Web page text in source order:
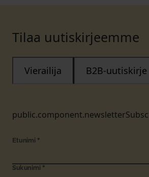
Tilaa uutiskirjeemme
Vierailija B2B-uutiskirje
Etunimi *
Sukunimi *